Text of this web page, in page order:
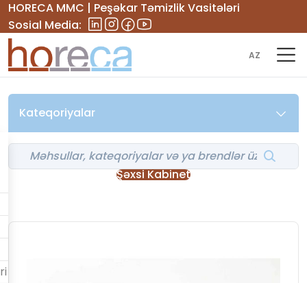
HORECA MMC | Peşəkar Təmizlik Vasitələri
Sosial Media:
AZ
Kateqoriyalar
Şəxsi Kabinet